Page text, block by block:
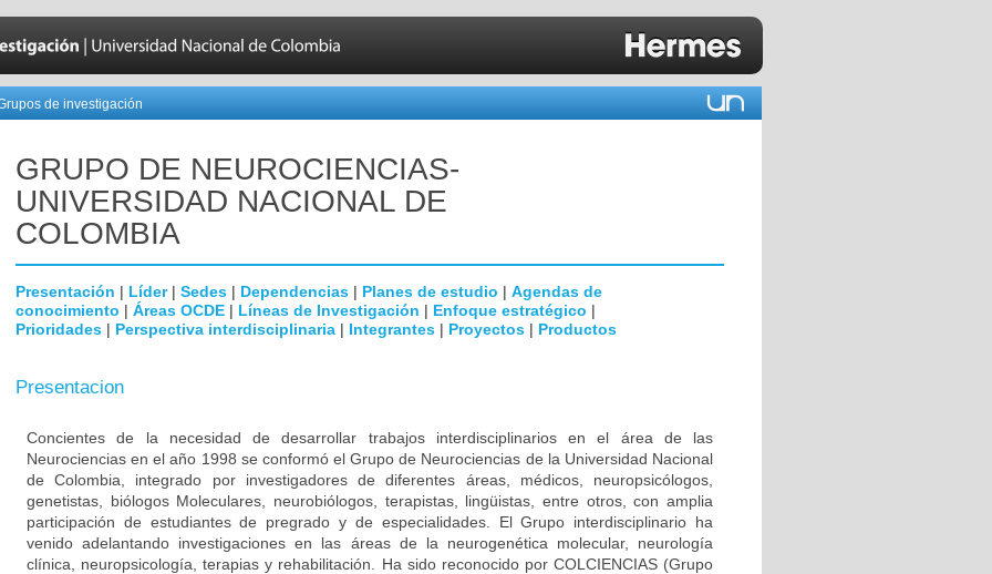
de investigación
GRUPO DE NEUROCIENCIAS-
UNIVERSIDAD NACIONAL DE
COLOMBIA
Presentación | Líder| Sedes | Dependencias | Planes de estudio | Agendas de
conocimiento | Áreas OCDE | Líneas de Investigación | Enfoque estratégico |
Prioridades | Perspectiva interdisciplinaria | Integrantes | Proyectos | Productos
Presentacion
Concientes de la necesidad de desarrollar trabajos interdisciplinarios en el área de las
Neurociencias en el año 1998 se conformó el Grupo de Neurociencias de la Universidad Nacional
de Colombia, integrado por investigadores de diferentes áreas, médicos, neuropsicólogos,
genetistas, biólogos Moleculares, neurobiólogos, terapistas, lingüistas, entre otros, con amplia
participación de estudiantes de pregrado y de especialidades. El Grupo interdisciplinario ha
venido adelantando investigaciones en las áreas de la neurogenética molecular, neurología
clínica, neuropsicología, terapias y rehabilitación. Ha sido reconocido por COLCIENCIAS (Grupo